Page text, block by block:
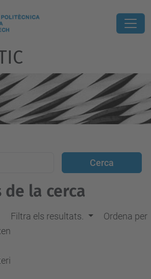
la cerca
Filtra els resultats. Ordena per